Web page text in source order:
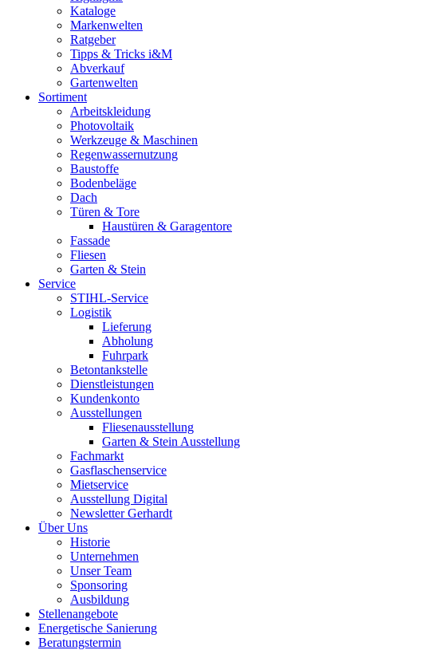
Kataloge
Markenwelten
Ratgeber
Tipps & Tricks i&M
Abverkauf
Gartenwelten
Sortiment
Arbeitskleidung
Photovoltaik
Werkzeuge & Maschinen
Regenwassernutzung
Baustoffe
Bodenbeläge
Dach
Türen & Tore
Haustüren & Garagentore
Fassade
Fliesen
Garten & Stein
Service
STIHL-Service
Logistik
Lieferung
Abholung
Fuhrpark
Betontankstelle
Dienstleistungen
Kundenkonto
Ausstellungen
Fliesenausstellung
Garten & Stein Ausstellung
Fachmarkt
Gasflaschenservice
Mietservice
Ausstellung Digital
Newsletter Gerhardt
Über Uns
Historie
Unternehmen
Unser Team
Sponsoring
Ausbildung
Stellenangebote
Energetische Sanierung
Beratungstermin